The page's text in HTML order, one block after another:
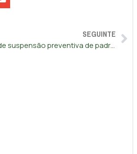
SEGUINTE
CHEGA pede que Igreja estude suspensão preventiva de padres suspeitos